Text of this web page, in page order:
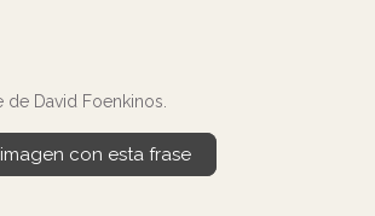
David Foenkinos.
con esta frase